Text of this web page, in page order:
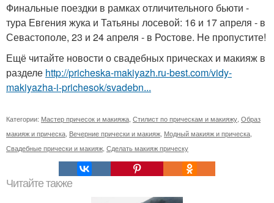
Финальные поездки в рамках отличительного бьюти -
тура Евгения жука и Татьяны лосевой: 16 и 17 апреля - в
Севастополе, 23 и 24 апреля - в Ростове. Не пропустите!
Ещё читайте новости о свадебных прическах и макияж в
разделе http://pricheska-makiyazh.ru-best.com/vidy-
makiyazha-i-prichesok/svadebn...
Категории: Мастер причесок и макияжа Стилист по прическам и макияжу Образ
макияж и прическа Вечерние прически и макияж Модный макияж и прическа
Свадебные прически и макияж Сделать макияж прическу
Читайте также